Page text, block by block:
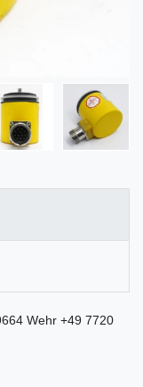
Wehr +49 7720